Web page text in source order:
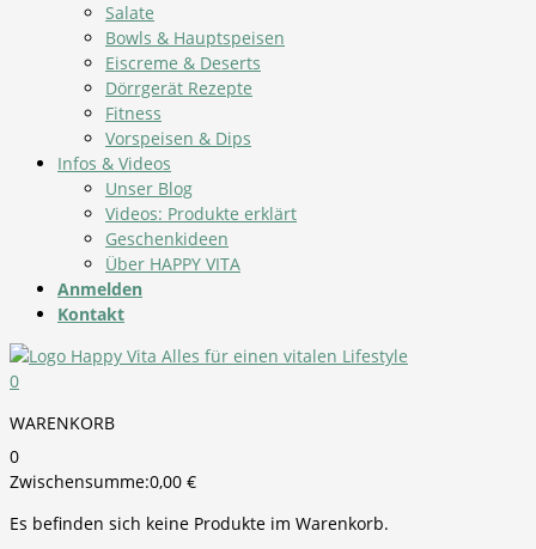
Salate
Bowls & Hauptspeisen
Eiscreme & Deserts
Dörrgerät Rezepte
Fitness
Vorspeisen & Dips
Infos & Videos
Unser Blog
Videos: Produkte erklärt
Geschenkideen
Über HAPPY VITA
Anmelden
Kontakt
0
WARENKORB
0
Zwischensumme:0,00 €
Es befinden sich keine Produkte im Warenkorb.